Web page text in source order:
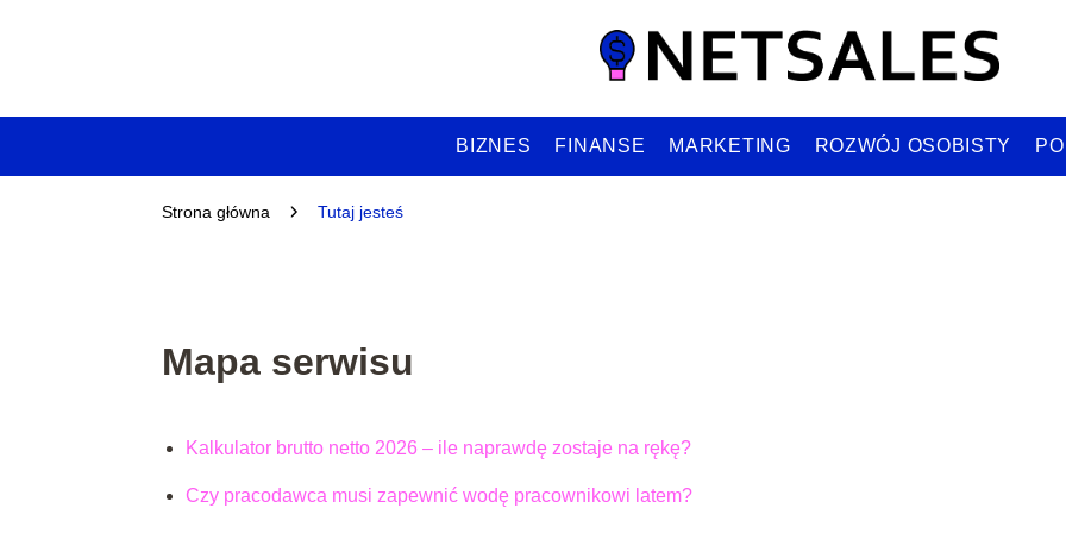
BIZNES FINANSE MARKETING ROZWÓJ OSOBISTY
Strona główna Tutaj jesteś
Mapa serwisu
Kalkulator brutto netto 2026 – ile naprawdę zostaje na rękę?
Czy pracodawca musi zapewnić wodę pracownikowi latem?